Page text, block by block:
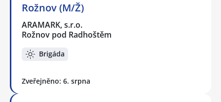
Rožnov (M/Ž)
ARAMARK, s.r.o.
Rožnov pod Radhoštěm
Brigáda
Zveřejněno: 6. srpna